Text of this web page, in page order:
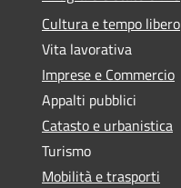
Cultura e tempo libero
Vita lavorativa
Imprese e Commercio
Appalti pubblici
Catasto e urbanistica
Turismo
Mobilità e trasporti